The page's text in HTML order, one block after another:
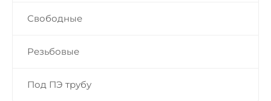
Свободные
Резьбовые
Под ПЭ трубу